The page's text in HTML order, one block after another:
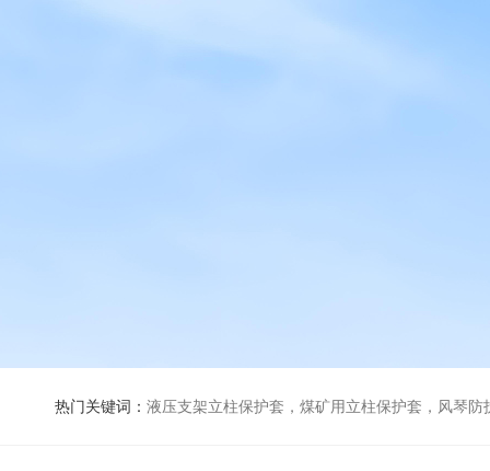
热门关键词： 液压支架立柱保护套，煤矿用立柱保护套，风琴